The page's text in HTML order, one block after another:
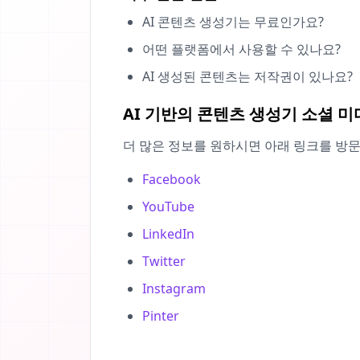
AI 콘텐츠 생성기는 무료인가요?
어떤 플랫폼에서 사용할 수 있나요?
AI 생성된 콘텐츠는 저작권이 있나요?
AI 기반의 콘텐츠 생성기 소셜 미
더 많은 정보를 원하시면 아래 링크를 방
Facebook
YouTube
LinkedIn
Twitter
Instagram
Pinter